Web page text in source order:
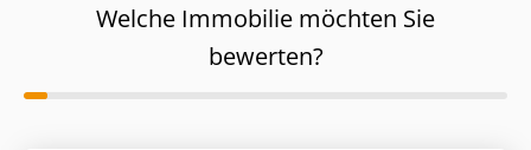
Welche Immobilie möchten Sie
bewerten?